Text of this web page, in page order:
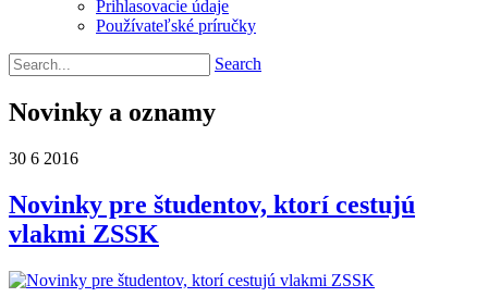
Prihlasovacie údaje
Používateľské príručky
Search
Novinky a oznamy
30 6 2016
Novinky pre študentov, ktorí cestujú
vlakmi ZSSK